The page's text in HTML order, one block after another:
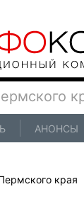
АНОНСЫ
края